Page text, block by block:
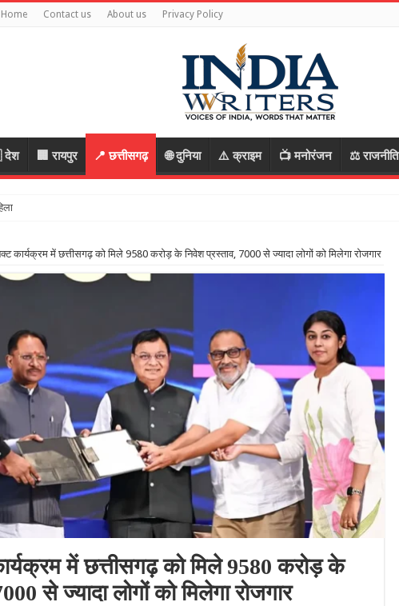
Home Contact us About us Privacy Policy
🏢 रायपुर 📍 छत्तीसगढ़ 🌐 दुनिया ⚠️ क्राइम 📺 मनोरंजन ⚖️ राजनीति
के जेवर लेकर भागे आरोपी, रास्ता पूछक
कार्यक्रम में छत्तीसगढ़ को मिले 9580 करोड़ के निवेश प्रस्ताव, 7000 से ज्यादा लोगों को मिलेगा रोजगार
में छत्तीसगढ़ को मिले 9580 करोड़ के
से ज्यादा लोगों को मिलेगा रोजगार